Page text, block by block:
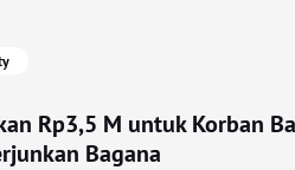
Rp3,5 M untuk Korban
Bagana